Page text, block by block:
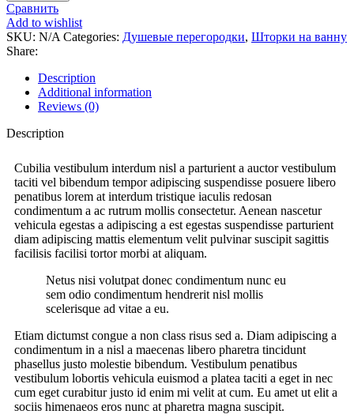
Сравнить
Add to wishlist
SKU: N/A Categories: Душевые перегородки, Шторки на ванну
Share:
Description
Additional information
Reviews (0)
Description
Cubilia vestibulum interdum nisl a parturient a auctor vestibulum
taciti vel bibendum tempor adipiscing suspendisse posuere libero
penatibus lorem at interdum tristique iaculis redosan
condimentum a ac rutrum mollis consectetur. Aenean nascetur
vehicula egestas a adipiscing a est egestas suspendisse parturient
diam adipiscing mattis elementum velit pulvinar suscipit sagittis
facilisis facilisi tortor morbi at aliquam.
Netus nisi volutpat donec condimentum nunc eu
sem odio condimentum hendrerit nisl mollis
scelerisque ad vitae a eu.
Etiam dictumst congue a non class risus sed a. Diam adipiscing a
condimentum in a nisl a maecenas libero pharetra tincidunt
phasellus justo molestie bibendum. Vestibulum penatibus
vestibulum lobortis vehicula euismod a platea taciti a eget in nec
cum eget curabitur justo id enim mi velit at cum. Eu amet ut elit a
sociis himenaeos eros nunc at pharetra magna suscipit.